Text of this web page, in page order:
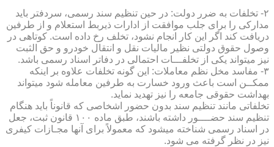
۲- تخلفات به ضرر دولت: در حین تنظیم سند رسمی، سردفتر باید
مدارکی را برای جلب موافقت از ادارات ذیربط استعلام و از طرفین
دریافت کند اگر این کار انجام نشود، تخلف رخ داده است. کوتاهی در
وصول حقوق دولتی نظیر مالیات نقل و انتقال خودرو و حق الثبت
نیز میتواند یکی از تخلفـــات احتمالی در دفاتر اسناد رسمی باشد.
۳- مفاسد مخل نظم معاملات: این گونه تخلفات علاوه بر اینکه
ممکــن است باعث ورود خسارت به طرفین معامله شود میتواند
بهداشت حقوقی جامعه را نیز تهدید نماید.
تخلفاتی مانند تنظیم سند بدون حضور اشخاصی که قانوناً باید هنگام
تنظیم سند حضــــور داشته باشند، طبق ماده ۱۰۰ قانون ثبت، جعل
در اسناد رسمی شناخته میشود که معمولاً برای آنها مجـازات کیفری
نیز در نظر گرفته می شود.